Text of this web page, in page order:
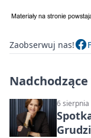
Zaobserwuj nas!
6 sierpnia